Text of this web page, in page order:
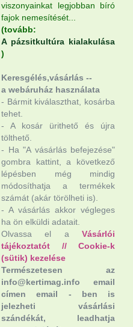
viszonyainkat legjobban bíró
fajok nemesítését...
(tovább:
A pázsitkultúra kialakulása
)
Keresgélés,vásárlás --
a webáruház használata
- Bármit kiválaszthat, kosárba
tehet.
- A kosár ürithető és újra
tölthető.
- Ha "A vásárlás befejezése"
gombra kattint, a következő
lépésben még mindig
módosíthatja a termékek
számát (akár törölheti is).
- A vásárlás akkor végleges
ha ön elküldi adatait.
Olvassa el a Vásárlói
tájékoztatót // Cookie-k
(sütik) kezelése
Természetesen az
info@kertimag.info email
címen email - ben is
jelezheti vásárlási
szándékát, leadhatja